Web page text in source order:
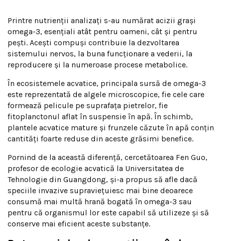
Printre nutrienții analizați s-au numărat acizii grași
omega-3, esențiali atât pentru oameni, cât și pentru
pești. Acești compuși contribuie la dezvoltarea
sistemului nervos, la buna funcționare a vederii, la
reproducere și la numeroase procese metabolice.
În ecosistemele acvatice, principala sursă de omega-3
este reprezentată de algele microscopice, fie cele care
formează pelicule pe suprafața pietrelor, fie
fitoplanctonul aflat în suspensie în apă. În schimb,
plantele acvatice mature și frunzele căzute în apă conțin
cantități foarte reduse din aceste grăsimi benefice.
Pornind de la această diferență, cercetătoarea Fen Guo,
profesor de ecologie acvatică la Universitatea de
Tehnologie din Guangdong, și-a propus să afle dacă
speciile invazive supraviețuiesc mai bine deoarece
consumă mai multă hrană bogată în omega-3 sau
pentru că organismul lor este capabil să utilizeze și să
conserve mai eficient aceste substanțe.